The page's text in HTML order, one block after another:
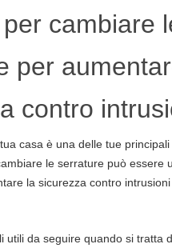
cambiare
per
contro
casa è una delle tue principali
le serrature può essere
la sicurezza contro intrusioni
utili da seguire quando si tratta